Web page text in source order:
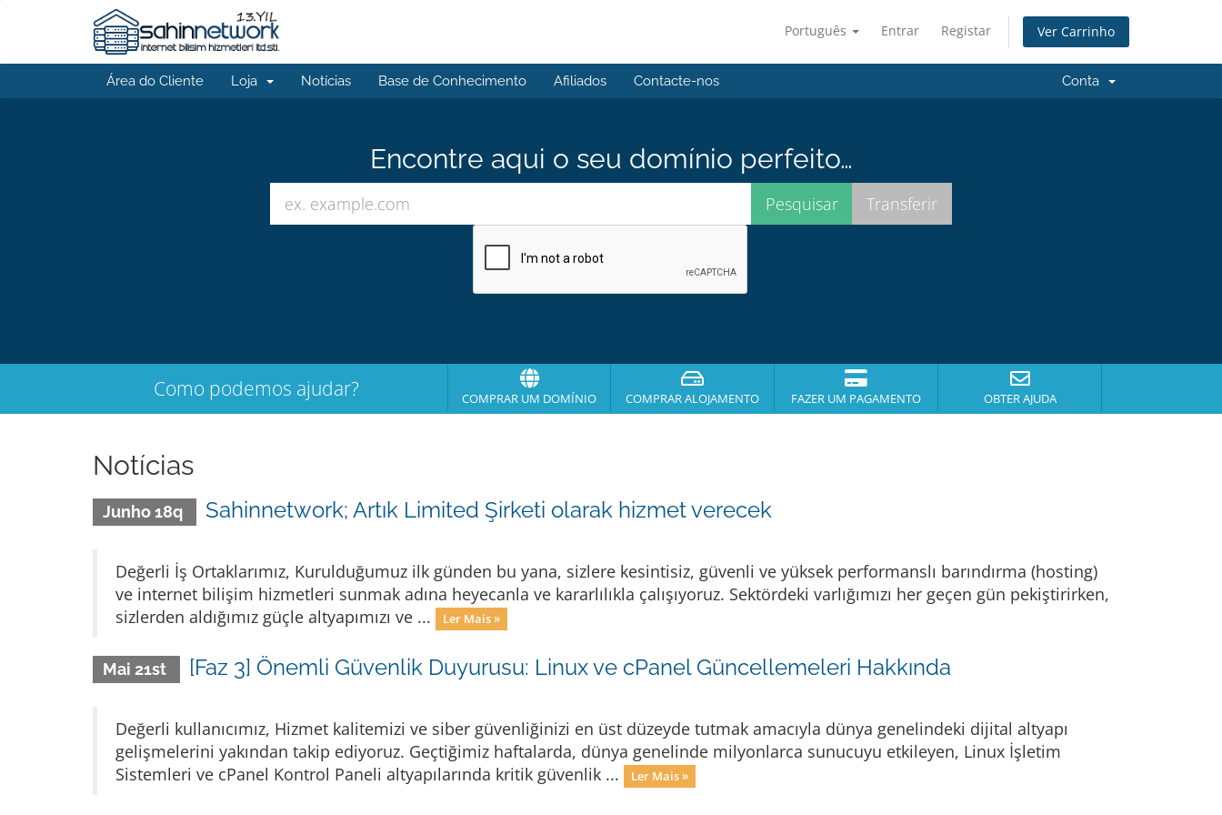
Português Entrar Registar Ver Carrinho
Área do Cliente Loja Notícias Base de Conhecimento Afiliados Contacte-nos Conta
Encontre aqui o seu domínio perfeito…
Como podemos ajudar? COMPRAR UM DOMÍNIO COMPRAR ALOJAMENTO FAZER UM PAGAMENTO OBTER AJUDA
Notícias
Junho 18q Sahinnetwork; Artık Limited Şirketi olarak hizmet verecek
Değerli İş Ortaklarımız, Kurulduğumuz ilk günden bu yana, sizlere kesintisiz, güvenli ve yüksek performanslı barındırma (hosting)
ve internet bilişim hizmetleri sunmak adına heyecanla ve kararlılıkla çalışıyoruz. Sektördeki varlığımızı her geçen gün pekiştirirken,
sizlerden aldığımız güçle altyapımızı ve ...
Ler Mais »
Mai 21st [Faz 3] Önemli Güvenlik Duyurusu: Linux ve cPanel Güncellemeleri Hakkında
Değerli kullanıcımız, Hizmet kalitemizi ve siber güvenliğinizi en üst düzeyde tutmak amacıyla dünya genelindeki dijital altyapı
gelişmelerini yakından takip ediyoruz. Geçtiğimiz haftalarda, dünya genelinde milyonlarca sunucuyu etkileyen, Linux İşletim
Sistemleri ve cPanel Kontrol Paneli altyapılarında kritik güvenlik ...
Ler Mais »